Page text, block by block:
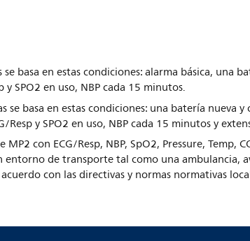
basa en estas condiciones: alarma básica,
y SPO2 en uso, NBP cada 15 minutos.
se basa en estas condiciones: una batería
Resp y SPO2 en uso, NBP cada 15 minutos y
con ECG/Resp, NBP, SpO2, Pressure,
entorno de transporte tal como una ambulancia,
con las directivas y normas normativas